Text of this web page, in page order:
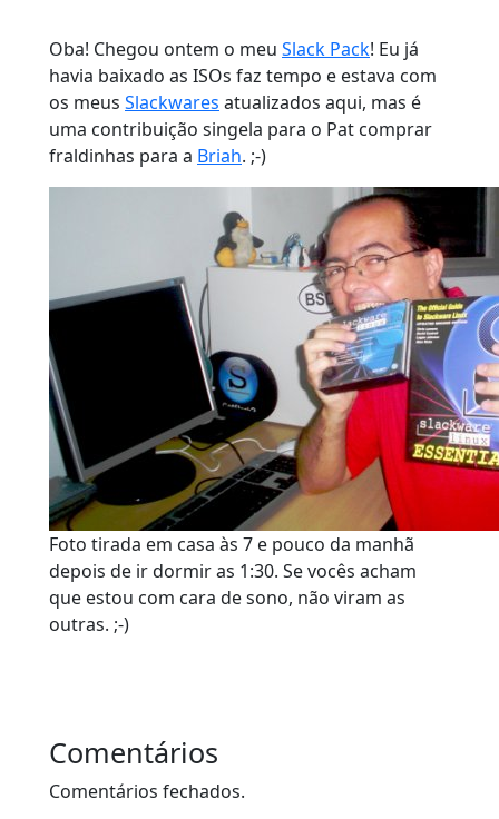
Oba! Chegou ontem o meu Slack Pack! Eu já
havia baixado as ISOs faz tempo e estava com
os meus Slackwares atualizados aqui, mas é
uma contribuição singela para o Pat comprar
fraldinhas para a Briah. ;-)
Foto tirada em casa às 7 e pouco da manhã
depois de ir dormir as 1:30. Se vocês acham
que estou com cara de sono, não viram as
outras. ;-)
Comentários
Comentários fechados.